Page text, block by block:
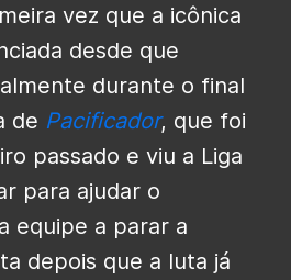
vez que a icônica
desde que
durante o final
de Pacificador, que foi
passado e viu a Liga
para ajudar o
equipe a parar a
depois que a luta já